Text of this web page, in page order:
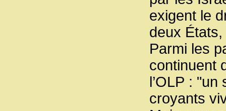
exigent le
deux
Parmi les
continuent
l’OLP :
croyants